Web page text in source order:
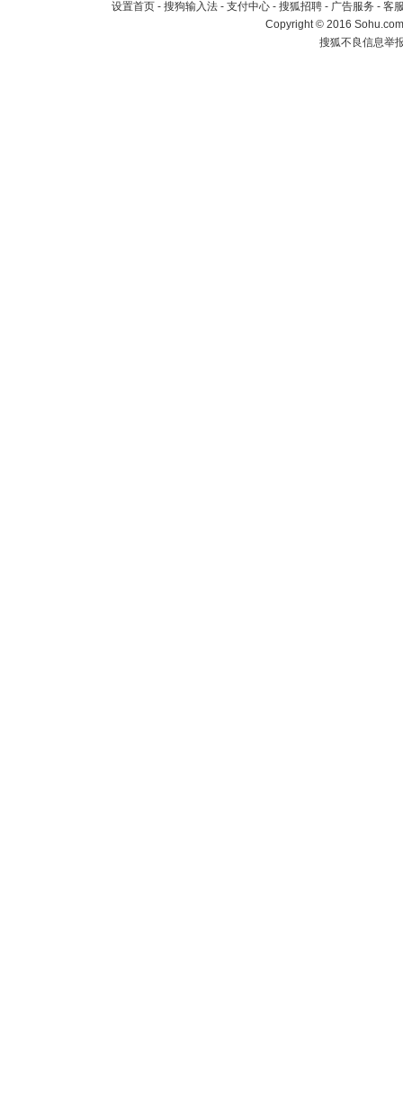
设置首页 - 搜狗输入法 - 支付中心 - 搜狐招聘 - 广告服务 - 客
Copyright©2016
搜狐不良信息举